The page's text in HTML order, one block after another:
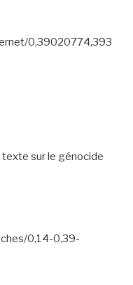
0,39020774,393
texte sur le génocide
0,14-0,39-